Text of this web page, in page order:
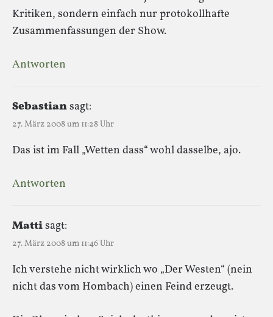
Kritiken, sondern einfach nur protokollhafte
Zusammenfassungen der Show.
Antworten
Sebastiansagt:
27. März 2008 um 11:28 Uhr
Das ist im Fall „Wetten dass“ wohl dasselbe, ajo.
Antworten
Mattisagt:
27. März 2008 um 11:46 Uhr
Ich verstehe nicht wirklich wo „Der Westen“ (nein
nicht das vom Hombach) einen Feind erzeugt.